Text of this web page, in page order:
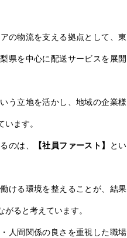
の物流を支える拠点として、東
県を中心に配送サービスを展開
う立地を活かし、地域の企業様
ます。
のは、 【社員ファースト】 とい
ける環境を整えることが、結果
ると考えています。
人間関係の良さを重視した職場